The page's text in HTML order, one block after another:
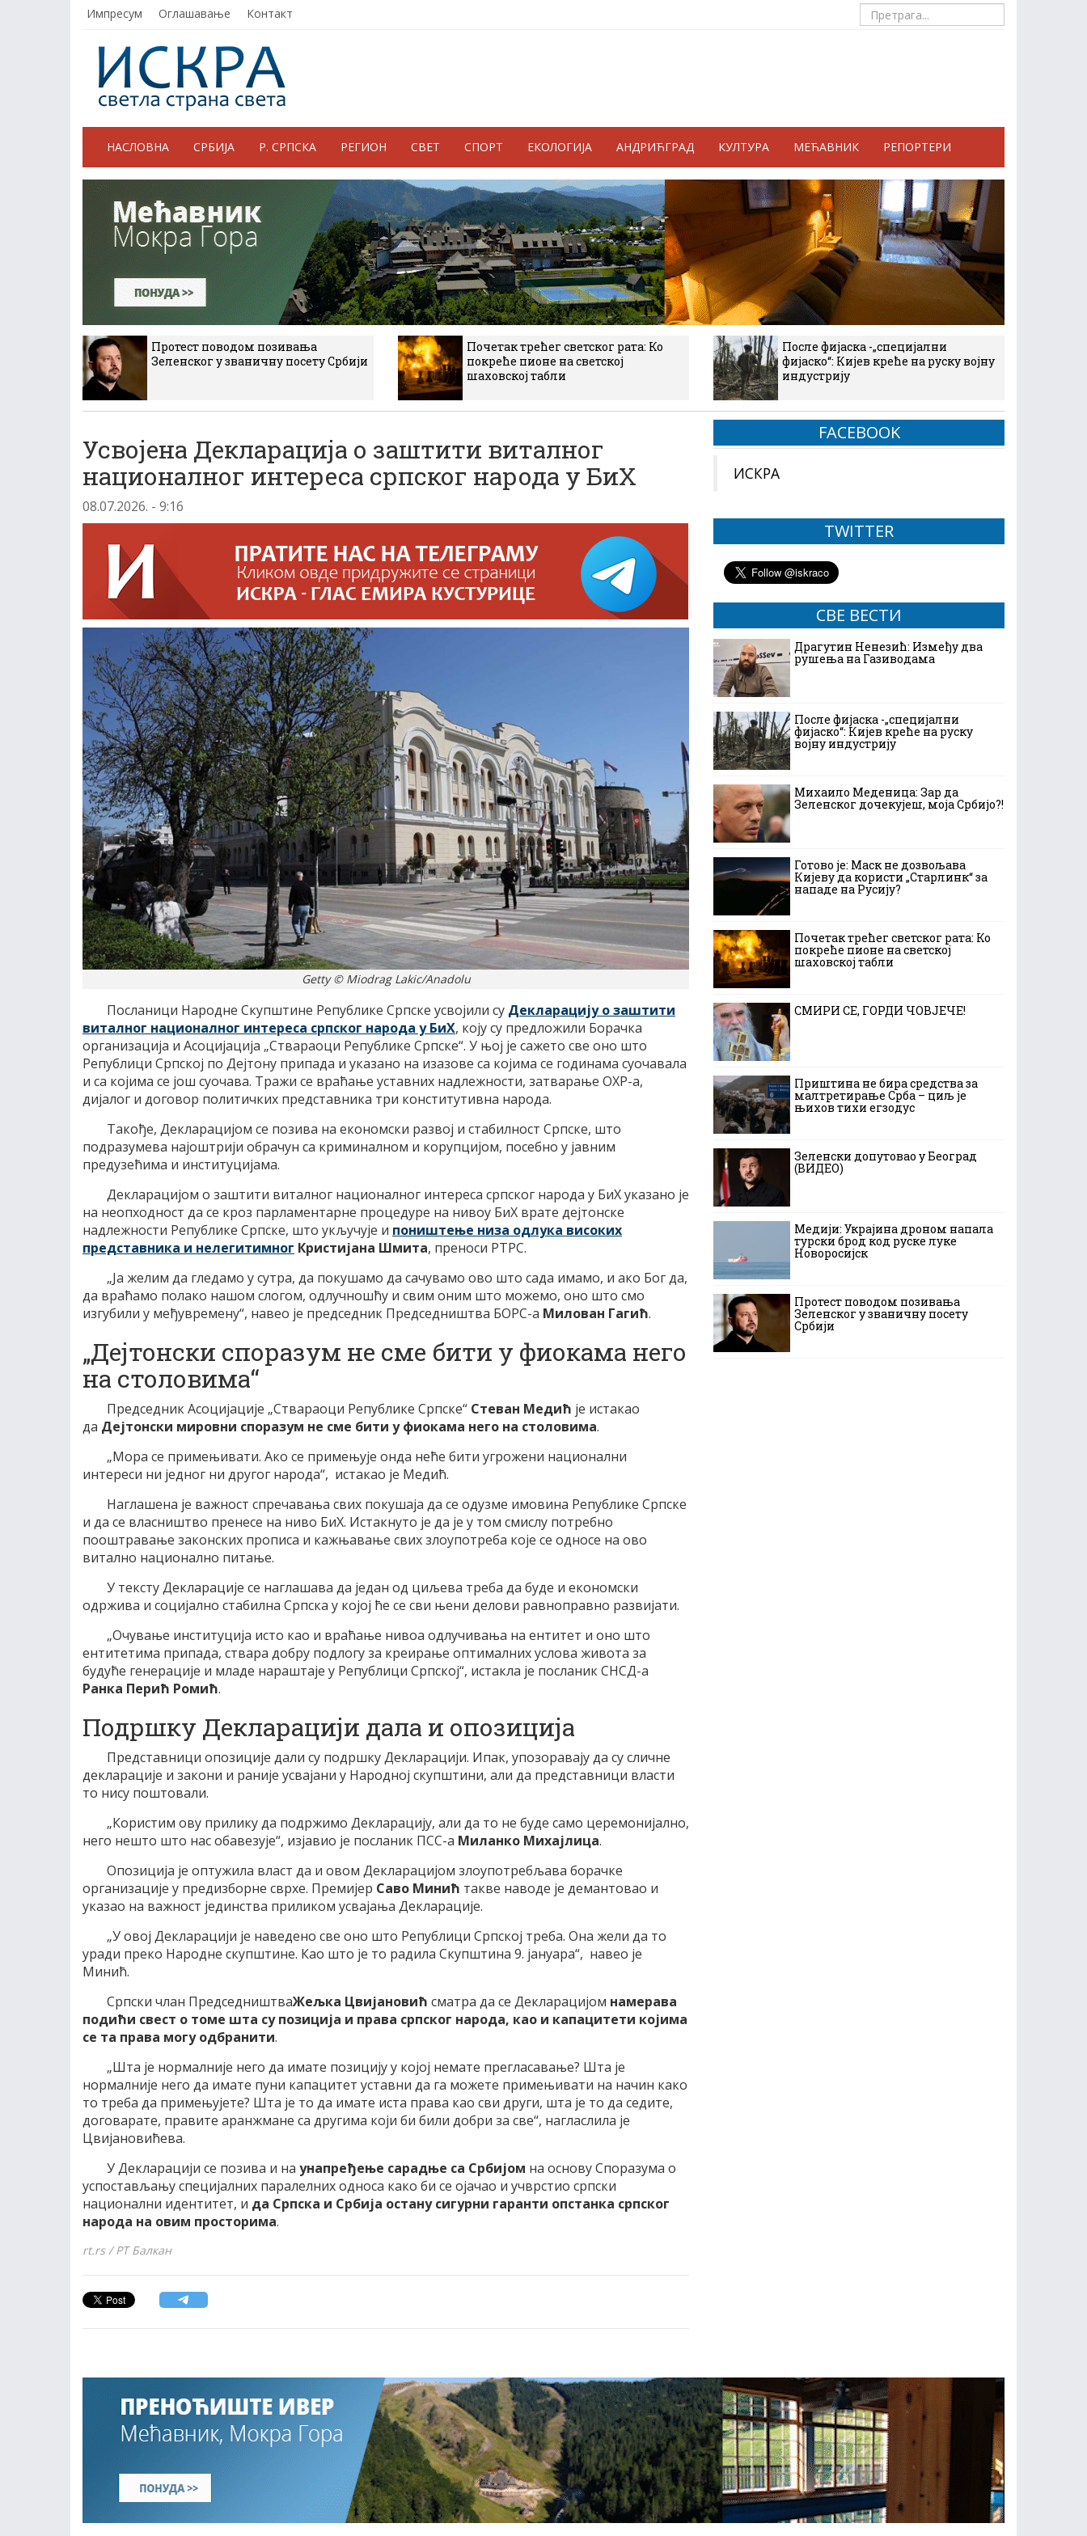
Импресум Оглашавање Контакт
НАСЛОВНА СРБИЈА Р. СРПСКА РЕГИОН СВЕТ СПОРТ ЕКОЛОГИЈА АНДРИЋГРАД КУЛТУРА МЕЋАВНИК РЕПОРТЕРИ
Протест поводом позивања
Зеленског у званичну посету Србији
Почетак трећег светског рата: Ко
покреће пионе на светској
шаховској табли
После фијаска -„специјални
фијаско“: Кијев креће на руску војну
индустрију
Усвојена Декларација о заштити виталног
националног интереса српског народа у БиХ
08.07.2026. - 9:16
Getty © Miodrag Lakic/Anadolu
Посланици Народне Скупштине Републике Српске усвојили су Декларацију о заштити
виталног националног интереса српског народа у БиХ, коју су предложили Борачка
организација и Асоцијација „Ствараоци Републике Српске“. У њој је сажето све оно што
Републици Српској по Дејтону припада и указано на изазове са којима се годинама суочавала
и са којима се још суочава. Тражи се враћање уставних надлежности, затварање ОХР-а,
дијалог и договор политичких представника три конститутивна народа.
Такође, Декларацијом се позива на економски развој и стабилност Српске, што
подразумева најоштрији обрачун са криминалном и корупцијом, посебно у јавним
предузећима и институцијама.
Декларацијом о заштити виталног националног интереса српског народа у БиХ указано је
на неопходност да се кроз парламентарне процедуре на нивоу БиХ врате дејтонске
надлежности Републике Српске, што укључује и поништење низа одлука високих
представника и нелегитимног Кристијана Шмита, преноси РТРС.
„Ја желим да гледамо у сутра, да покушамо да сачувамо ово што сада имамо, и ако Бог да,
да враћамо полако нашом слогом, одлучношћу и свим оним што можемо, оно што смо
изгубили у међувремену“, навео је председник Председништва БОРС-а Милован Гагић.
„Дејтонски споразум не сме бити у фиокама него
на столовима“
Председник Асоцијације „Ствараоци Републике Српске“ Стеван Медић је истакао
да Дејтонски мировни споразум не сме бити у фиокама него на столовима.
„Мора се примењивати. Ако се примењује онда неће бити угрожени национални
интереси ни једног ни другог народа“, истакао је Медић.
Наглашена је важност спречавања свих покушаја да се одузме имовина Републике Српске
и да се власништво пренесе на ниво БиХ. Истакнуто је да је у том смислу потребно
пооштравање законских прописа и кажњавање свих злоупотреба које се односе на ово
витално национално питање.
У тексту Декларације се наглашава да један од циљева треба да буде и економски
одржива и социјално стабилна Српска у којој ће се сви њени делови равноправно развијати.
„Очување институција исто као и враћање нивоа одлучивања на ентитет и оно што
ентитетима припада, ствара добру подлогу за креирање оптималних услова живота за
будуће генерације и младе нараштаје у Републици Српској“, истакла је посланик СНСД-а
Ранка Перић Ромић.
Подршку Декларацији дала и опозиција
Представници опозиције дали су подршку Декларацији. Ипак, упозоравају да су сличне
декларације и закони и раније усвајани у Народној скупштини, али да представници власти
то нису поштовали.
„Користим ову прилику да подржимо Декларацију, али да то не буде само церемонијално,
него нешто што нас обавезује“, изјавио је посланик ПСС-а Миланко Михајлица.
Опозиција је оптужила власт да и овом Декларацијом злоупотребљава борачке
организације у предизборне сврхе. Премијер Саво Минић такве наводе је демантовао и
указао на важност јединства приликом усвајања Декларације.
„У овој Декларацији је наведено све оно што Републици Српској треба. Она жели да то
уради преко Народне скупштине. Као што је то радила Скупштина 9. јануара“, навео је
Минић.
Српски члан ПредседништваЖељка Цвијановић сматра да се Декларацијом намерава
подићи свест о томе шта су позиција и права српског народа, као и капацитети којима
се та права могу одбранити.
„Шта је нормалније него да имате позицију у којој немате прегласавање? Шта је
нормалније него да имате пуни капацитет уставни да га можете примењивати на начин како
то треба да примењујете? Шта је то да имате иста права као сви други, шта је то да седите,
договарате, правите аранжмане са другима који би били добри за све“, нагласлила је
Цвијановићева.
У Декларацији се позива и на унапређење сарадње са Србијом на основу Споразума о
успостављању специјалних паралелних односа како би се ојачао и учврстио српски
национални идентитет, и да Српска и Србија остану сигурни гаранти опстанка српског
народа на овим просторима.
rt.rs / РТ Балкан
FACEBOOK
ИСКРА
TWITTER
СВЕ ВЕСТИ
Драгутин Ненезић: Између два
рушења на Газиводама
После фијаска -„специјални
фијаско“: Кијев креће на руску
војну индустрију
Михаило Меденица: Зар да
Зеленског дочекујеш, моја Србијо?!
Готово је: Маск не дозвољава
Кијеву да користи „Старлинк“ за
нападе на Русију?
Почетак трећег светског рата: Ко
покреће пионе на светској
шаховској табли
СМИРИ СЕ, ГОРДИ ЧОВЈЕЧЕ!
Приштина не бира средства за
малтретирање Срба – циљ је
њихов тихи егзодус
Зеленски допутовао у Београд
(ВИДЕО)
Медији: Украјина дроном напала
турски брод код руске луке
Новоросијск
Протест поводом позивања
Зеленског у званичну посету
Србији